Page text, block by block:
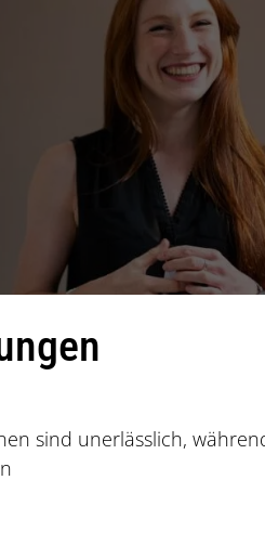
für Unternehmen
sind unerlässlich,